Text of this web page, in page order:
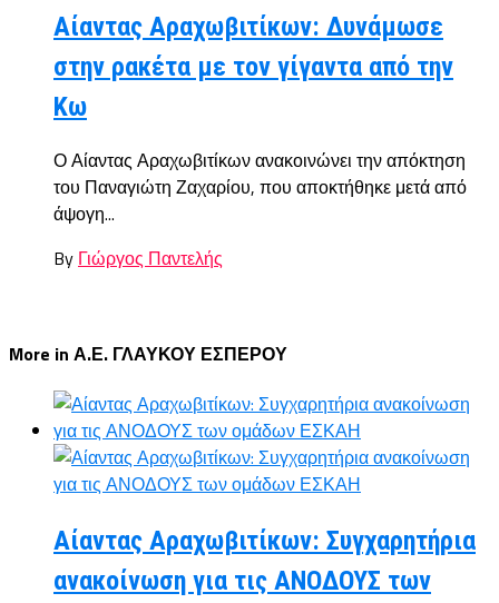
Αίαντας Αραχωβιτίκων: Δυνάμωσε
στην ρακέτα με τον γίγαντα από την
Κω
Ο Αίαντας Αραχωβιτίκων ανακοινώνει την απόκτηση
του Παναγιώτη Ζαχαρίου, που αποκτήθηκε μετά από
άψογη...
By Γιώργος Παντελής
More in Α.Ε. ΓΛΑΥΚΟΥ ΕΣΠΕΡΟΥ
Αίαντας Αραχωβιτίκων: Συγχαρητήρια
ανακοίνωση για τις ΑΝΟΔΟΥΣ των